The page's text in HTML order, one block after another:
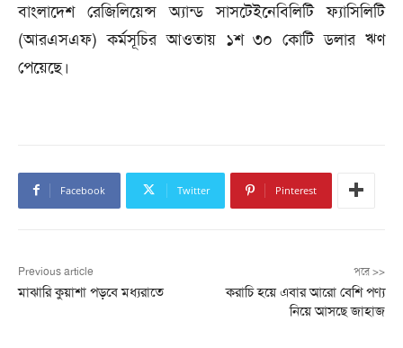
বাংলাদেশ রেজিলিয়েন্স অ্যান্ড সাসটেইনেবিলিটি ফ্যাসিলিটি
(আরএসএফ) কর্মসূচির আওতায় ১শ ৩০ কোটি ডলার ঋণ
পেয়েছে।
Facebook Twitter Pinterest
Previous article
মাঝারি কুয়াশা পড়বে মধ্যরাতে
পরে >>
করাচি হয়ে এবার আরো বেশি পণ্য
নিয়ে আসছে জাহাজ